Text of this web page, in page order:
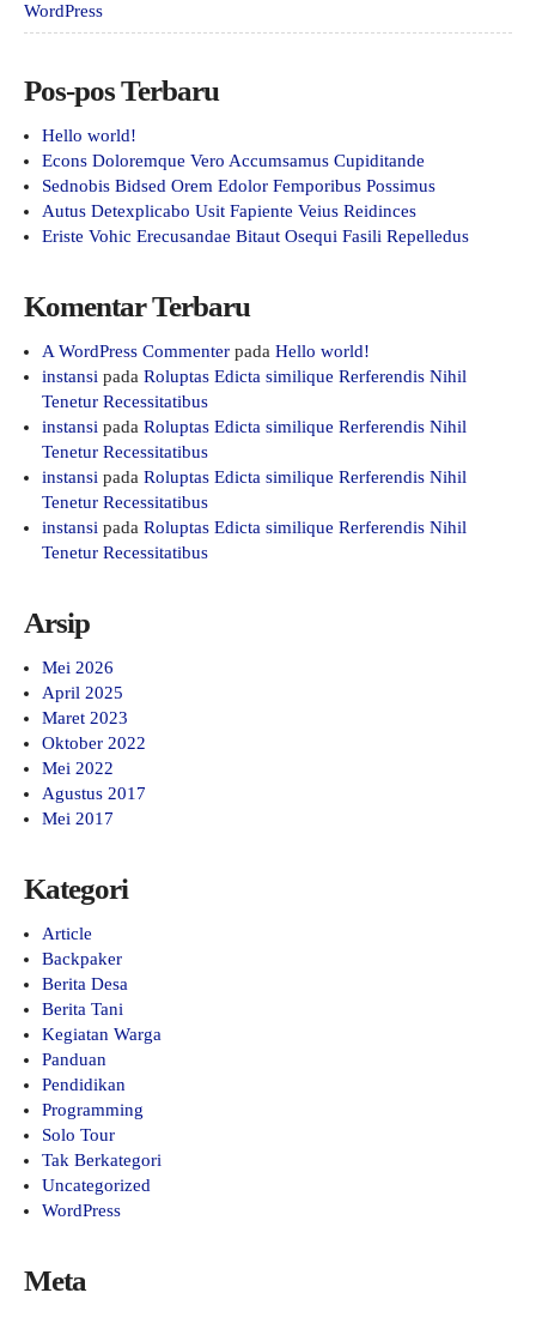
WordPress
Pos-pos Terbaru
Hello world!
Econs Doloremque Vero Accumsamus Cupiditande
Sednobis Bidsed Orem Edolor Femporibus Possimus
Autus Detexplicabo Usit Fapiente Veius Reidinces
Eriste Vohic Erecusandae Bitaut Osequi Fasili Repelledus
Komentar Terbaru
A WordPress Commenter pada Hello world!
instansi pada Roluptas Edicta similique Rerferendis Nihil
Tenetur Recessitatibus
instansi pada Roluptas Edicta similique Rerferendis Nihil
Tenetur Recessitatibus
instansi pada Roluptas Edicta similique Rerferendis Nihil
Tenetur Recessitatibus
instansi pada Roluptas Edicta similique Rerferendis Nihil
Tenetur Recessitatibus
Arsip
Mei 2026
April 2025
Maret 2023
Oktober 2022
Mei 2022
Agustus 2017
Mei 2017
Kategori
Article
Backpaker
Berita Desa
Berita Tani
Kegiatan Warga
Panduan
Pendidikan
Programming
Solo Tour
Tak Berkategori
Uncategorized
WordPress
Meta